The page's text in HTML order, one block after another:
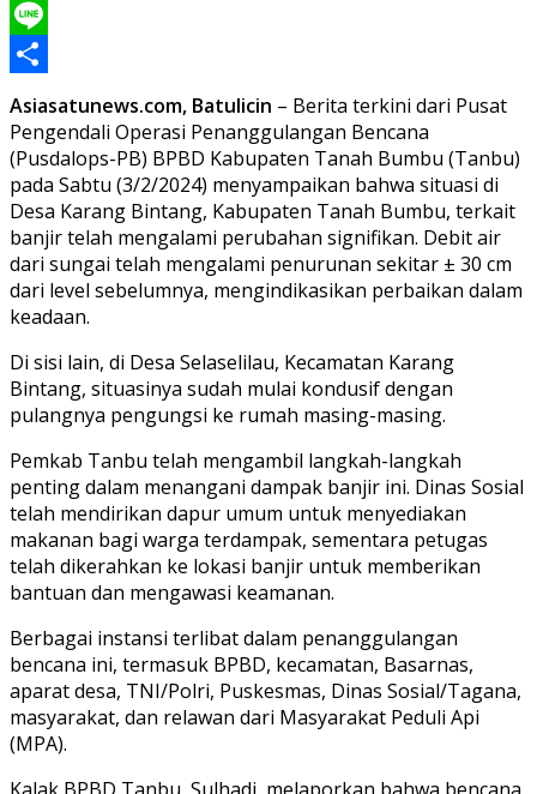
WhatsApp
Line
Share
Asiasatunews.com, Batulicin – Berita terkini dari Pusat
Pengendali Operasi Penanggulangan Bencana
(Pusdalops-PB) BPBD Kabupaten Tanah Bumbu (Tanbu)
pada Sabtu (3/2/2024) menyampaikan bahwa situasi di
Desa Karang Bintang, Kabupaten Tanah Bumbu, terkait
banjir telah mengalami perubahan signifikan. Debit air
dari sungai telah mengalami penurunan sekitar ± 30 cm
dari level sebelumnya, mengindikasikan perbaikan dalam
keadaan.
Di sisi lain, di Desa Selaselilau, Kecamatan Karang
Bintang, situasinya sudah mulai kondusif dengan
pulangnya pengungsi ke rumah masing-masing.
Pemkab Tanbu telah mengambil langkah-langkah
penting dalam menangani dampak banjir ini. Dinas Sosial
telah mendirikan dapur umum untuk menyediakan
makanan bagi warga terdampak, sementara petugas
telah dikerahkan ke lokasi banjir untuk memberikan
bantuan dan mengawasi keamanan.
Berbagai instansi terlibat dalam penanggulangan
bencana ini, termasuk BPBD, kecamatan, Basarnas,
aparat desa, TNI/Polri, Puskesmas, Dinas Sosial/Tagana,
masyarakat, dan relawan dari Masyarakat Peduli Api
(MPA).